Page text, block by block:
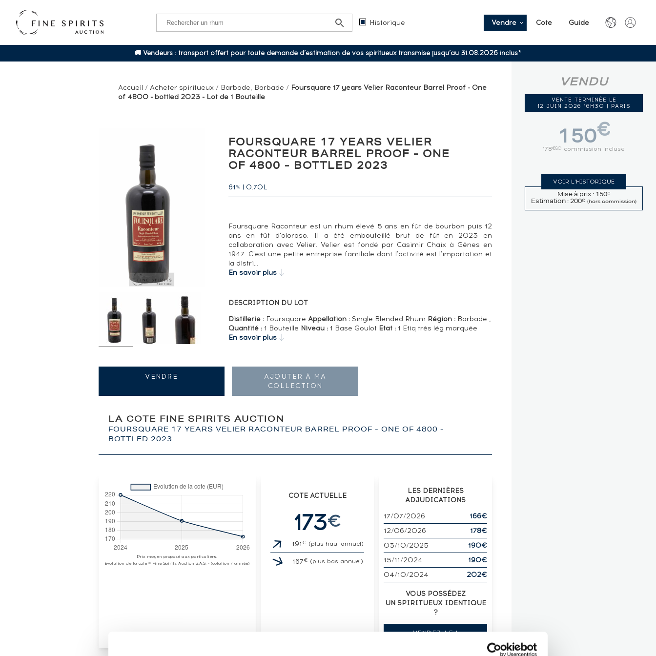
Historique Vendre Cote Guide
🚚 Vendeurs : transport offert pour toute demande d’estimation de vos spiritueux transmise jusqu’au 31.08.2026 inclus*
Accueil / Acheter spiritueux / Barbade, Barbade / Foursquare 17 years Velier Raconteur Barrel Proof - One
of 4800 - bottled 2023 - Lot de 1 Bouteille
FOURSQUARE 17 YEARS VELIER
RACONTEUR BARREL PROOF - ONE
OF 4800 - BOTTLED 2023
61 % | 0.70L
Foursquare Raconteur est un rhum élevé 5 ans en fût de bourbon puis 12
ans en fût d'oloroso. Il a été embouteillé brut de fût en 2023 en
collaboration avec Velier. Velier est fondé par Casimir Chaix à Gênes en
1947. C'est une petite entreprise familiale dont l'activité est l'importation et
la distri…
En savoir plus
DESCRIPTION DU LOT
Distillerie :Foursquare Appellation :Single Blended Rhum Région : Barbade ,
Quantité :1 Bouteille Niveau :1 Base Goulot Etat :1 Etiq très lég marquée
En savoir plus
LA COTE FINE SPIRITS AUCTION
FOURSQUARE 17 YEARS VELIER RACONTEUR BARREL PROOF - ONE OF 4800 -
BOTTLED 2023
Prix moyen proposé aux particuliers.
Evolution de la cote © Fine Spirits Auction S.A.S. - (cotation / année)
COTE ACTUELLE
173€
191€ (plus haut annuel)
167€ (plus bas annuel)
LES DERNIÈRES
ADJUDICATIONS
17/07/2026
166€
12/06/2026
178€
03/10/2025
190€
15/11/2024
190€
04/10/2024
202€
VOUS POSSÉDEZ
UN SPIRITUEUX IDENTIQUE
?
VENDEZ-LE !
VENDU
VENTE TERMINÉE LE
12 JUIN 2026 16H30 | PARIS
150€
178€80 commission incluse
VOIR L'HISTORIQUE
Mise à prix : 150€
Estimation : 200€ (hors commission)
VENDRE
AJOUTER À MA
COLLECTION